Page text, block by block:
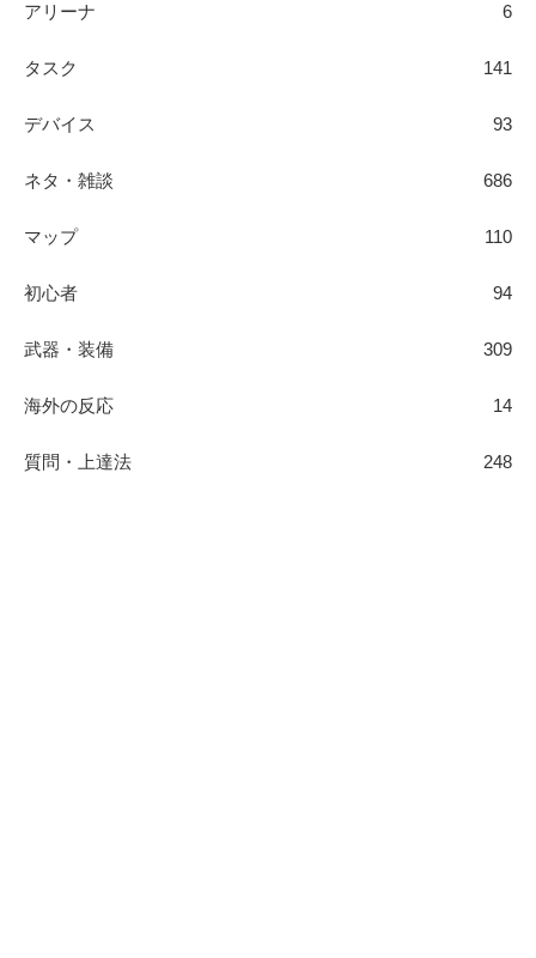
アリーナ 6
タスク 141
デバイス 93
ネタ・雑談 686
マップ 110
初心者 94
武器・装備 309
海外の反応 14
質問・上達法 248